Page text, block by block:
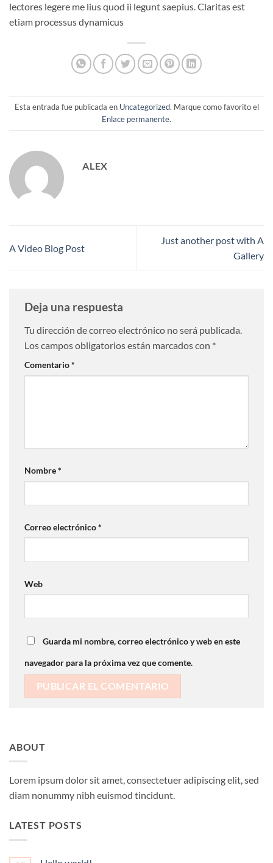
lectores legere me lius quod ii legunt saepius. Claritas est
etiam processus dynamicus
Esta entrada fue publicada en Uncategorized. Marque como favorito el
Enlace permanente.
ALEX
A Video Blog Post
Just another post with A
Gallery
Deja una respuesta
Tu dirección de correo electrónico no será publicada.
Los campos obligatorios están marcados con *
Comentario*
Nombre*
Correo electrónico*
Web
Guarda mi nombre, correo electrónico y web en este
navegador para la próxima vez que comente.
ABOUT
Lorem ipsum dolor sit amet, consectetuer adipiscing elit, sed
diam nonummy nibh euismod tincidunt.
LATEST POSTS